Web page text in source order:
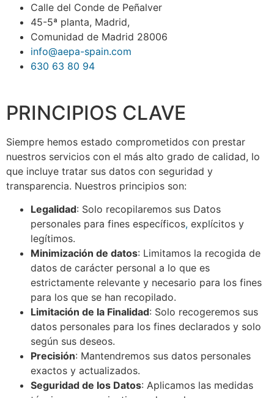
Calle del Conde de Peñalver
45-5ª planta, Madrid,
Comunidad de Madrid 28006
info@aepa-spain.com
630 63 80 94
PRINCIPIOS CLAVE
Siempre hemos estado comprometidos con prestar
nuestros servicios con el más alto grado de calidad, lo
que incluye tratar sus datos con seguridad y
transparencia. Nuestros principios son:
Legalidad: Solo recopilaremos sus Datos
personales para fines específicos, explícitos y
legítimos.
Minimización de datos: Limitamos la recogida de
datos de carácter personal a lo que es
estrictamente relevante y necesario para los fines
para los que se han recopilado.
Limitación de la Finalidad: Solo recogeremos sus
datos personales para los fines declarados y solo
según sus deseos.
Precisión: Mantendremos sus datos personales
exactos y actualizados.
Seguridad de los Datos: Aplicamos las medidas